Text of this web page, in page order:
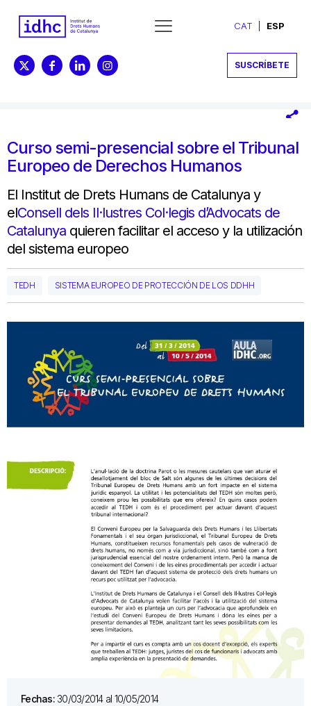
CAT ESP
SUSCRÍBETE
Curso semi-presencial sobre el Tribunal
Europeo de Derechos Humanos
El Institut de Drets Humans de Catalunya y
elConsell dels Il·lustres Col·legis d’Advocats de
Catalunya quieren facilitar el acceso y la utilización
del sistema europeo
TEDH SISTEMA EUROPEO DE PROTECCIÓN DE LOS DDHH
Fechas: 30/03/2014 al 10/05/2014